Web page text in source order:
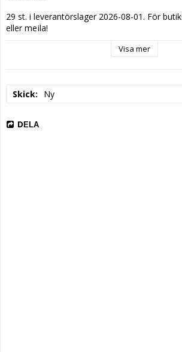
29 st. i leverantörslager 2026-08-01. För
eller mejla!
Visa mer
Skick Ny
DELA